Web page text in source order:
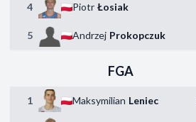
4 Piotr Łosiak
5 Andrzej Prokopczuk
FGA
1 Maksymilian Leniec